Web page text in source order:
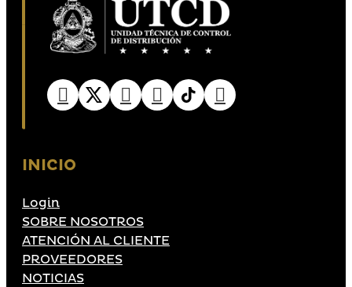
INICIO
Login
SOBRE NOSOTROS
ATENCIÓN AL CLIENTE
PROVEEDORES
NOTICIAS